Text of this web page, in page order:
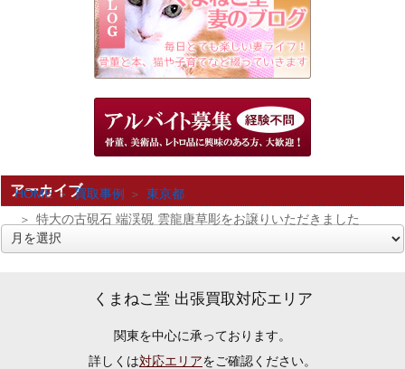
HOME 買取事例
東京都
特大の古硯石 端渓硯 雲龍唐草彫をお譲りいただきました
アーカイブ
くまねこ堂 出張買取対応エリア
関東を中心に承っております。
詳しくは対応エリアをご確認ください。